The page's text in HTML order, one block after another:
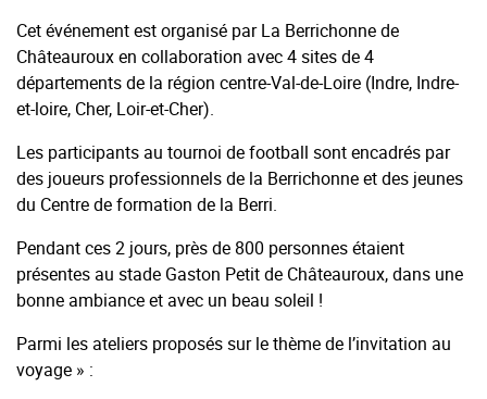
Cet événement est organisé par La Berrichonne de
Châteauroux en collaboration avec 4 sites de 4
départements de la région centre-Val-de-Loire (Indre, Indre-
et-loire, Cher, Loir-et-Cher).
Les participants au tournoi de football sont encadrés par
des joueurs professionnels de la Berrichonne et des jeunes
du Centre de formation de la Berri.
Pendant ces 2 jours, près de 800 personnes étaient
présentes au stade Gaston Petit de Châteauroux, dans une
bonne ambiance et avec un beau soleil !
Parmi les ateliers proposés sur le thème de l’invitation au
voyage » :